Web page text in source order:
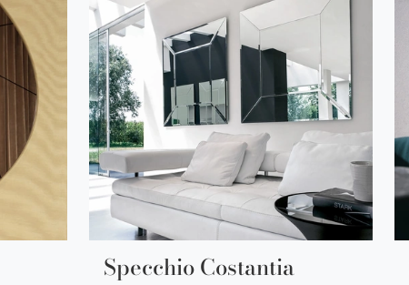
Specchio Costantia